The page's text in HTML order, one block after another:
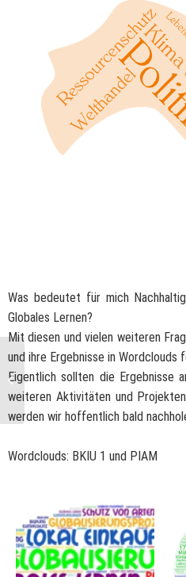
Was bedeutet für mich
Globales Lernen?
Mit diesen und vielen weiteren
und ihre Ergebnisse in Wordclouds
Eigentlich sollten die Ergebnisse
weiteren Aktivitäten und
werden wir hoffentlich bald
Wordclouds: BKIU 1 und PIAM
Digitale
Informationsveranstaltung
am MBK